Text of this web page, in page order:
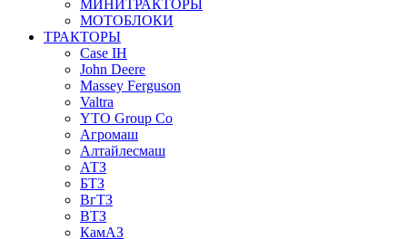
МИНИТРАКТОРЫ
МОТОБЛОКИ
ТРАКТОРЫ
Case IH
John Deere
Massey Ferguson
Valtra
YTO Group Co
Агромаш
Алтайлесмаш
АТЗ
БТЗ
ВгТЗ
ВТЗ
КамАЗ